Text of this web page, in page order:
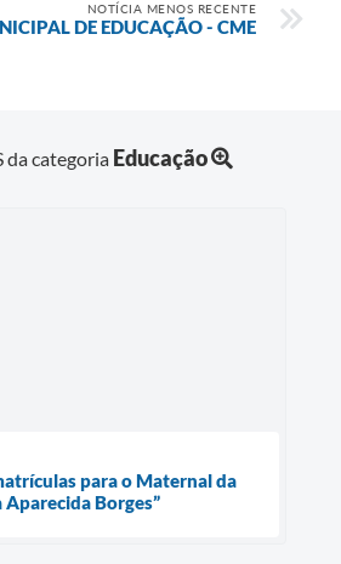
NOTÍCIA MENOS RECENTE
DE EDUCAÇÃO - CME
da categoria Educação
para o Maternal da
Aparecida Borges”